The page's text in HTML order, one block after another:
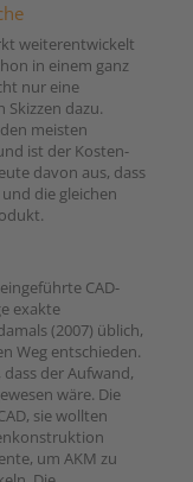
weiterentwickelt
in einem ganz
nur eine
dazu.
meisten
ist der Kosten-
davon aus, dass
die gleichen
CAD-
exakte
(2007) üblich,
Weg entschieden.
der Aufwand,
wäre. Die
sie wollten
um AKM zu